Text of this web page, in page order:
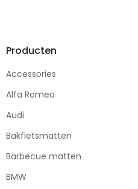
Producten
Accessories
Alfa Romeo
Audi
Bakfietsmatten
Barbecue matten
BMW